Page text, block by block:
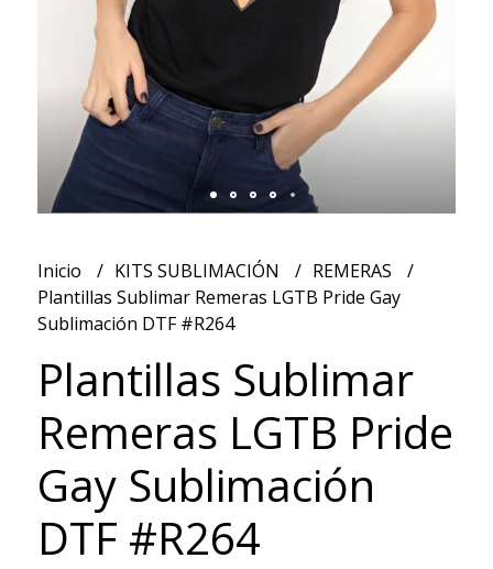
Inicio KITS SUBLIMACIÓN
REMERAS
Plantillas Sublimar Remeras LGTB Pride Gay
Sublimación DTF #R264
Plantillas Sublimar
Remeras LGTB Pride
Gay Sublimación
DTF #R264